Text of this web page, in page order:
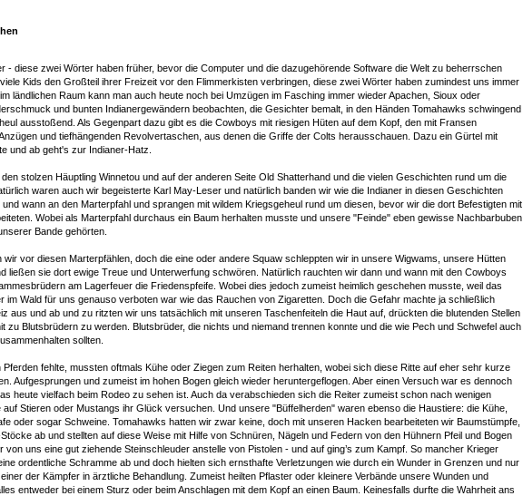
- diese zwei Wörter haben früher, bevor die Computer und die dazugehörende Software die Welt zu beherrschen
Kids den Großteil ihrer Freizeit vor den Flimmerkisten verbringen, diese zwei Wörter haben zumindest uns immer
ländlichen Raum kann man auch heute noch bei Umzügen im Fasching immer wieder Apachen, Sioux oder
und bunten Indianergewändern beobachten, die Gesichter bemalt, in den Händen Tomahawks schwingend
ausstoßend. Als Gegenpart dazu gibt es die Cowboys mit riesigen Hüten auf dem Kopf, den mit Fransen
und tiefhängenden Revolvertaschen, aus denen die Griffe der Colts herausschauen. Dazu ein Gürtel mit
und ab geht's zur Indianer-Hatz.
stolzen Häuptling Winnetou und auf der anderen Seite Old Shatterhand und die vielen Geschichten rund um die
waren auch wir begeisterte Karl May-Leser und natürlich banden wir wie die Indianer in diesen Geschichten
wann an den Marterpfahl und sprangen mit wildem Kriegsgeheul rund um diesen, bevor wir die dort Befestigten mit
Wobei als Marterpfahl durchaus ein Baum herhalten musste und unsere "Feinde" eben gewisse Nachbarbuben
Bande gehörten.
vor diesen Marterpfählen, doch die eine oder andere Squaw schleppten wir in unsere Wigwams, unsere Hütten
ließen sie dort ewige Treue und Unterwerfung schwören. Natürlich rauchten wir dann und wann mit den Cowboys
am Lagerfeuer die Friedenspfeife. Wobei dies jedoch zumeist heimlich geschehen musste, weil das
im Wald für uns genauso verboten war wie das Rauchen von Zigaretten. Doch die Gefahr machte ja schließlich
aus und ab und zu ritzten wir uns tatsächlich mit unseren Taschenfeiteln die Haut auf, drückten die blutenden Stellen
zu Blutsbrüdern zu werden. Blutsbrüder, die nichts und niemand trennen konnte und die wie Pech und Schwefel auch
sollten.
fehlte, mussten oftmals Kühe oder Ziegen zum Reiten herhalten, wobei sich diese Ritte auf eher sehr kurze
Aufgesprungen und zumeist im hohen Bogen gleich wieder heruntergeflogen. Aber einen Versuch war es dennoch
heute vielfach beim Rodeo zu sehen ist. Auch da verabschieden sich die Reiter zumeist schon nach wenigen
auf Stieren oder Mustangs ihr Glück versuchen. Und unsere "Büffelherden" waren ebenso die Haustiere: die Kühe,
oder sogar Schweine. Tomahawks hatten wir zwar keine, doch mit unseren Hacken bearbeiteten wir Baumstümpfe,
ab und stellten auf diese Weise mit Hilfe von Schnüren, Nägeln und Federn von den Hühnern Pfeil und Bogen
von uns eine gut ziehende Steinschleuder anstelle von Pistolen - und auf ging’s zum Kampf. So mancher Krieger
ordentliche Schramme ab und doch hielten sich ernsthafte Verletzungen wie durch ein Wunder in Grenzen und nur
der Kämpfer in ärztliche Behandlung. Zumeist heilten Pflaster oder kleinere Verbände unsere Wunden und
entweder bei einem Sturz oder beim Anschlagen mit dem Kopf an einen Baum. Keinesfalls durfte die Wahrheit ans